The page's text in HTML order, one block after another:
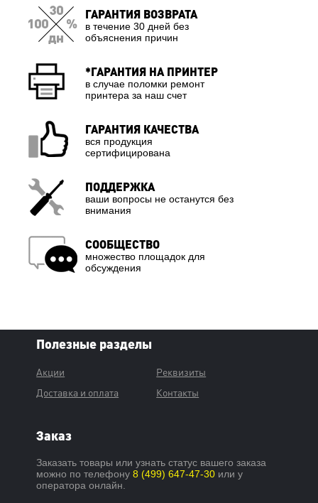
ГАРАНТИЯ ВОЗВРАТА
в течение 30 дней без
объяснения причин
*ГАРАНТИЯ НА ПРИНТЕР
в случае поломки ремонт
принтера за наш счет
ГАРАНТИЯ КАЧЕСТВА
вся продукция
сертифицирована
ПОДДЕРЖКА
ваши вопросы не останутся без
внимания
СООБЩЕСТВО
множество площадок для
обсуждения
Полезные разделы
Акции
Доставка и оплата
Реквизиты
Контакты
Заказ
Заказать товары или узнать статус вашего заказа
можно по телефону8 (499) 647-47-30 или у
оператора онлайн.